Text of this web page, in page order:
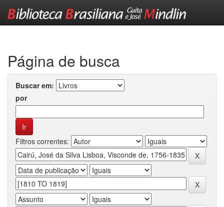
Página de busca
Buscar em:
por
Filtros correntes: